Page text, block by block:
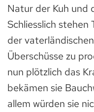
Natur der Kuh und
Schliesslich stehen
der
Überschüsse zu
nun plötzlich das
bekämen sie
allem würden sie